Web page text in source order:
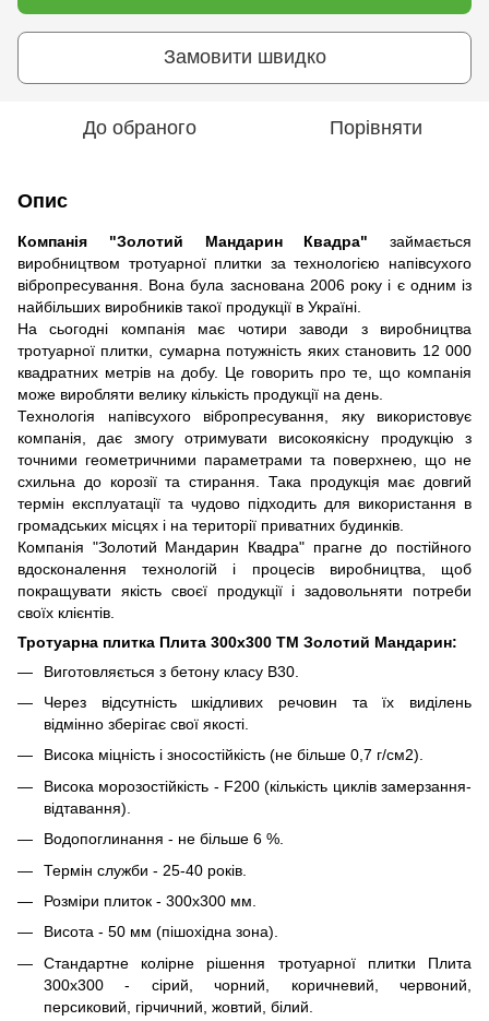
Замовити швидко
До обраного Порівняти
Опис
Компанія "Золотий Мандарин Квадра" займається
виробництвом тротуарної плитки за технологією напівсухого
вібропресування. Вона була заснована 2006 року і є одним із
найбільших виробників такої продукції в Україні.
На сьогодні компанія має чотири заводи з виробництва
тротуарної плитки, сумарна потужність яких становить 12 000
квадратних метрів на добу. Це говорить про те, що компанія
може виробляти велику кількість продукції на день.
Технологія напівсухого вібропресування, яку використовує
компанія, дає змогу отримувати високоякісну продукцію з
точними геометричними параметрами та поверхнею, що не
схильна до корозії та стирання. Така продукція має довгий
термін експлуатації та чудово підходить для використання в
громадських місцях і на території приватних будинків.
Компанія "Золотий Мандарин Квадра" прагне до постійного
вдосконалення технологій і процесів виробництва, щоб
покращувати якість своєї продукції і задовольняти потреби
своїх клієнтів.
Тротуарна плитка Плита 300х300 ТМ Золотий Мандарин:
Виготовляється з бетону класу В30.
Через відсутність шкідливих речовин та їх виділень
відмінно зберігає свої якості.
Висока міцність і зносостійкість (не більше 0,7 г/см2).
Висока морозостійкість - F200 (кількість циклів замерзання-
відтавання).
Водопоглинання - не більше 6 %.
Термін служби - 25-40 років.
Розміри плиток - 300х300 мм.
Висота - 50 мм (пішохідна зона).
Стандартне колірне рішення тротуарної плитки Плита
300х300 - сірий, чорний, коричневий, червоний,
персиковий, гірчичний, жовтий, білий.